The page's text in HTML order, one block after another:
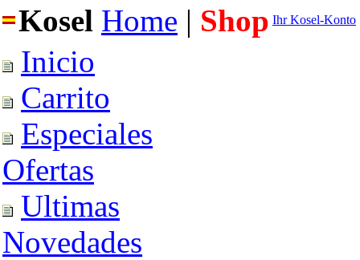
Kosel Home | Shop Ihr Kosel-Konto
Inicio
Carrito
Especiales
Ofertas
Ultimas
Novedades